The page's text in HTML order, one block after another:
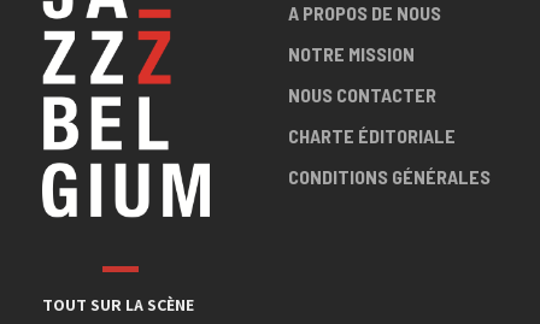
TOUT SUR LA SCÈNE
A PROPOS DE NOUS
NOTRE MISSION
NOUS CONTACTER
CHARTE ÉDITORIALE
CONDITIONS GÉNÉRALES